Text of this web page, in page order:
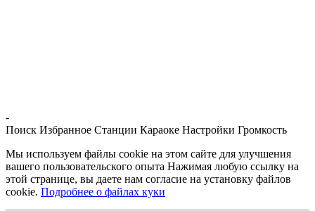
-
Поиск Избранное Станции Караоке Настройки Громкость
Мы используем файлы cookie на этом сайте для улучшения
вашего пользовательского опыта Нажимая любую ссылку на
этой странице, вы даете нам согласие на установку файлов
cookie. Подробнее о файлах куки